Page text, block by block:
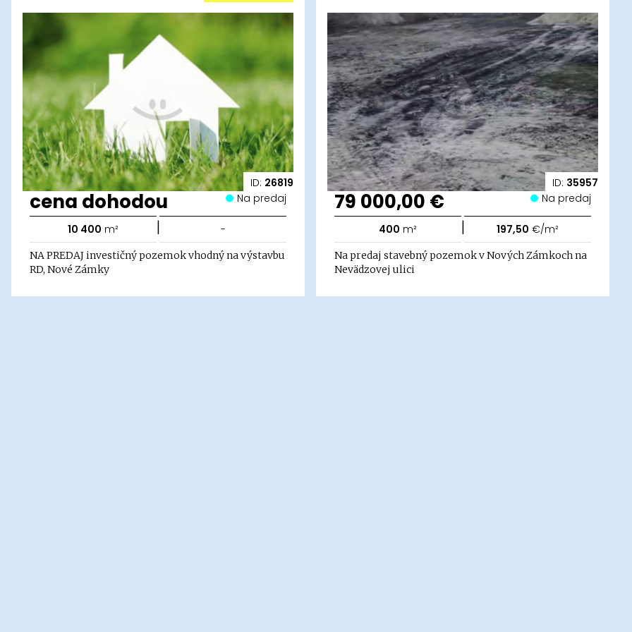
ID: 26819
cena dohodou Na predaj
10 400 m² | -
NA PREDAJ investičný pozemok vhodný na výstavbu
RD, Nové Zámky
ID: 35957
79 000,00 € Na predaj
400 m² | 197,50 €/m²
Na predaj stavebný pozemok v Nových Zámkoch na
Nevädzovej ulici